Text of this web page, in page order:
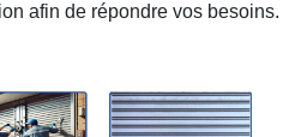
afin de répondre vos besoins.